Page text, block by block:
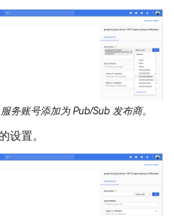
务账号添加为 Pub/Sub 发布商。
设置。